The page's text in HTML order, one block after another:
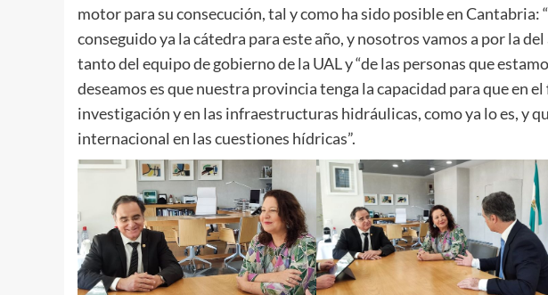
motor para su consecución, tal y como ha sido posible en
conseguido ya la cátedra para este año, y nosotros vamos a por la del
tanto del equipo de gobierno de la UAL y “de las personas que
deseamos es que nuestra provincia tenga la capacidad para que en
investigación y en las infraestructuras hidráulicas, como ya lo es, y
internacional en las cuestiones hídricas”.